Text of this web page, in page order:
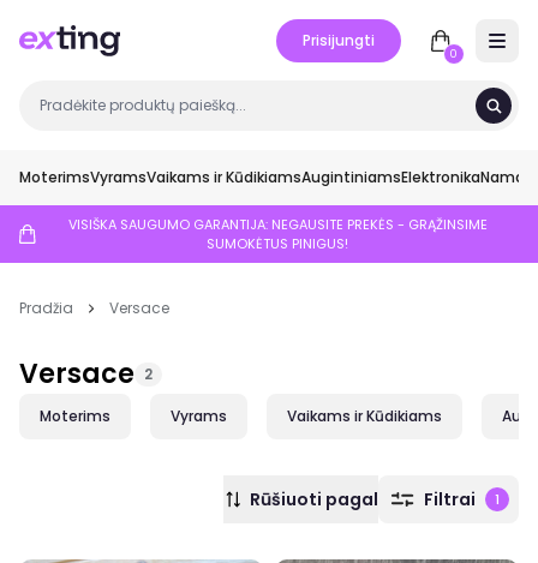
Prisijungti
0
MoterimsVyramsVaikams ir KūdikiamsAugintiniamsElektronikaNamai
VISIŠKA SAUGUMO GARANTIJA: NEGAUSITE PREKĖS - GRĄŽINSIME
SUMOKĖTUS PINIGUS!
Pradžia Versace
Versace 2
Moterims Vyrams Vaikams ir Kūdikiams
Rūšiuoti pagal Filtrai 1